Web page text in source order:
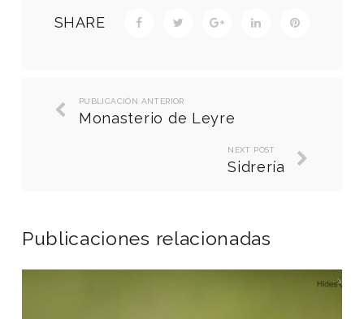
SHARE
PUBLICACIÓN ANTERIOR
Monasterio de Leyre
NEXT POST
Sidrería
Publicaciones relacionadas